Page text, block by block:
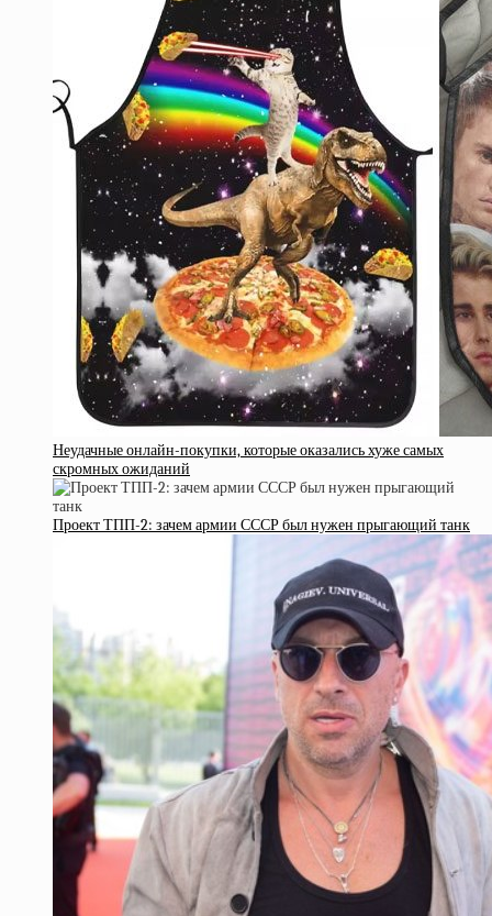
Неудачные онлайн-покупки, которые оказались хуже самых
скромных ожиданий
Проект ТПП-2: зачем армии СССР был нужен прыгающий танк